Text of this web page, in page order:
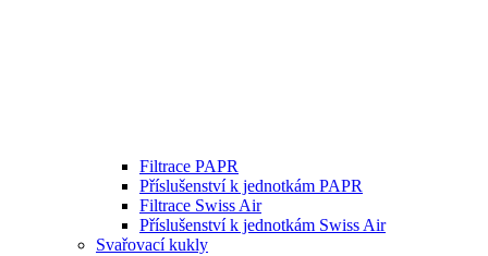
Filtrace PAPR
Příslušenství k jednotkám PAPR
Filtrace Swiss Air
Příslušenství k jednotkám Swiss Air
Svařovací kukly